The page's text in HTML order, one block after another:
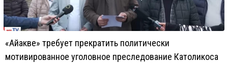
«Айакве» требует прекратить политически
мотивированное уголовное преследование Католикоса